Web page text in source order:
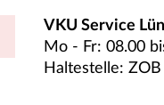
VKU Service
Mo - Fr: 08.00
Haltestelle: